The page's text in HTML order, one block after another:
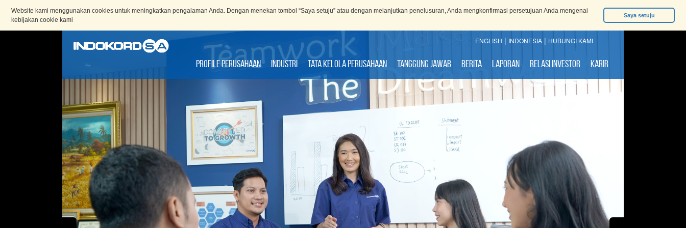
Website kami menggunakan cookies untuk meningkatkan pengalaman Anda. Dengan menekan tombol “Saya setuju” atau dengan melanjutkan penelusuran, Anda mengkonfirmasi persetujuan Anda mengenai
kebijakan cookie kami
Saya setuju
ENGLISH | INDONESIA | HUBUNGI KAMI
Profile Perusahaan Industri Tata kelola perusahaan Tanggung Jawab Berita Laporan Relasi Investor Karir